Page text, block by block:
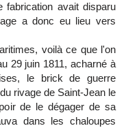
fabrication avait disparu
a donc eu lieu vers
voilà ce que l'on
29 juin 1811, acharné à
le brick de guerre
rivage de Saint-Jean le
de le dégager de sa
dans les chaloupes